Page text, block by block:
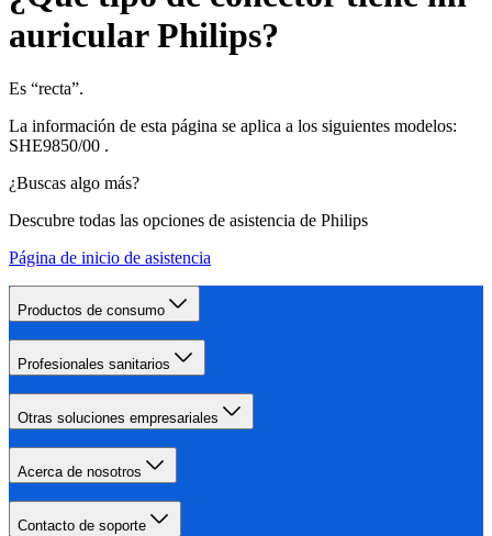
auricular Philips?
Es “recta”.
La información de esta página se aplica a los siguientes modelos:
SHE9850/00 .
¿Buscas algo más?
Descubre todas las opciones de asistencia de Philips
Página de inicio de asistencia
Productos de consumo
Profesionales sanitarios
Otras soluciones empresariales
Acerca de nosotros
Contacto de soporte